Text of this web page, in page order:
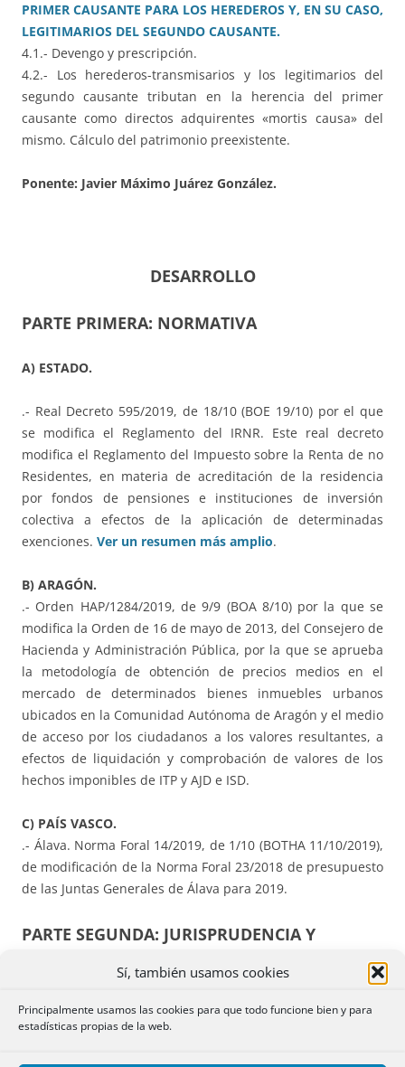
Sí, también usamos cookies
Principalmente usamos las cookies para que todo funcione bien y para
estadísticas propias de la web.
PRIMER CAUSANTE PARA LOS HEREDEROS Y, EN SU CASO,
LEGITIMARIOS DEL SEGUNDO CAUSANTE.
4.1.- Devengo y prescripción.
4.2.- Los herederos-transmisarios y los legitimarios del
segundo causante tributan en la herencia del primer
causante como directos adquirentes «mortis causa» del
mismo. Cálculo del patrimonio preexistente.
Ponente: Javier Máximo Juárez González.
DESARROLLO
PARTE PRIMERA: NORMATIVA
A) ESTADO.
.- Real Decreto 595/2019, de 18/10 (BOE 19/10) por el que
se modifica el Reglamento del IRNR. Este real decreto
modifica el Reglamento del Impuesto sobre la Renta de no
Residentes, en materia de acreditación de la residencia
por fondos de pensiones e instituciones de inversión
colectiva a efectos de la aplicación de determinadas
exenciones. Ver un resumen más amplio.
B) ARAGÓN.
.- Orden HAP/1284/2019, de 9/9 (BOA 8/10) por la que se
modifica la Orden de 16 de mayo de 2013, del Consejero de
Hacienda y Administración Pública, por la que se aprueba
la metodología de obtención de precios medios en el
mercado de determinados bienes inmuebles urbanos
ubicados en la Comunidad Autónoma de Aragón y el medio
de acceso por los ciudadanos a los valores resultantes, a
efectos de liquidación y comprobación de valores de los
hechos imponibles de ITP y AJD e ISD.
C) PAÍS VASCO.
.- Álava. Norma Foral 14/2019, de 1/10 (BOTHA 11/10/2019),
de modificación de la Norma Foral 23/2018 de presupuesto
de las Juntas Generales de Álava para 2019.
PARTE SEGUNDA: JURISPRUDENCIA Y
A) ISD, IVA e IRPF.